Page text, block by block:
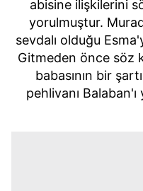
abisine ilişkilerini
yorulmuştur.
sevdalı olduğu
Gitmeden önce söz
babasının bir
pehlivanı Balaban'ı